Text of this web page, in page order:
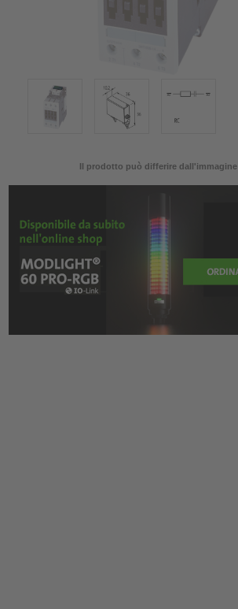
Il prodotto può differire dall'immagine